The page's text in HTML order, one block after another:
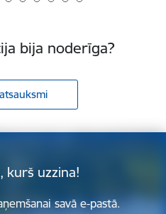
bija noderīga?
kurš uzzina!
savā e-pastā.